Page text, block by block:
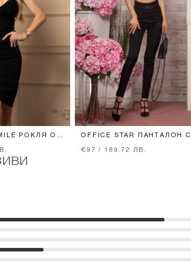
РОКЛЯ ОТ
OFFICE STAR ПАНТАЛОН С
€97 / 189.72 ЛВ.